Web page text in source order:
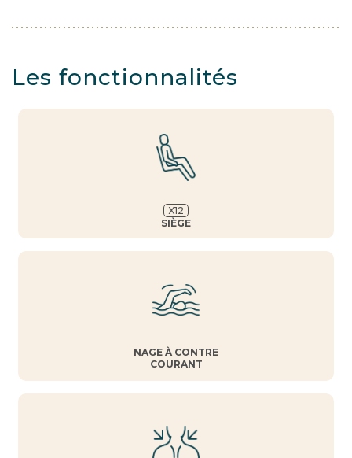
Les fonctionnalités
X12
SIÈGE
NAGE À CONTRE
COURANT